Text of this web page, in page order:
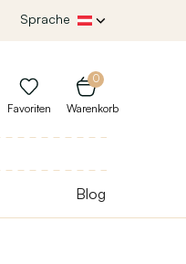
Sprache
0
Warenkorb
Favoriten
Blog